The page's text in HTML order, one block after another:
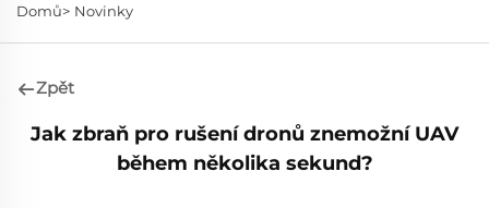
Domů> Novinky
Zpět
Jak zbraň pro rušení dronů znemožní UAV
během několika sekund?